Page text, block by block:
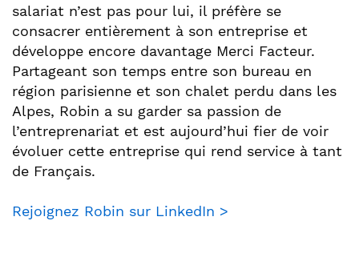
salariat n’est pas pour lui, il préfère se
consacrer entièrement à son entreprise et
développe encore davantage Merci Facteur.
Partageant son temps entre son bureau en
région parisienne et son chalet perdu dans les
Alpes, Robin a su garder sa passion de
l’entreprenariat et est aujourd’hui fier de voir
évoluer cette entreprise qui rend service à tant
de Français.
Rejoignez Robin sur LinkedIn >